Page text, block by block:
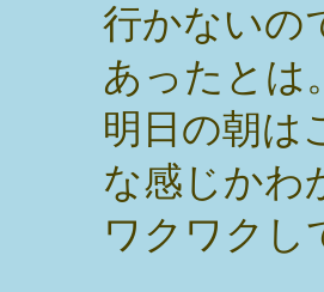
行かないの
あったとは
明日の朝は
な感じかわ
ワクワクし